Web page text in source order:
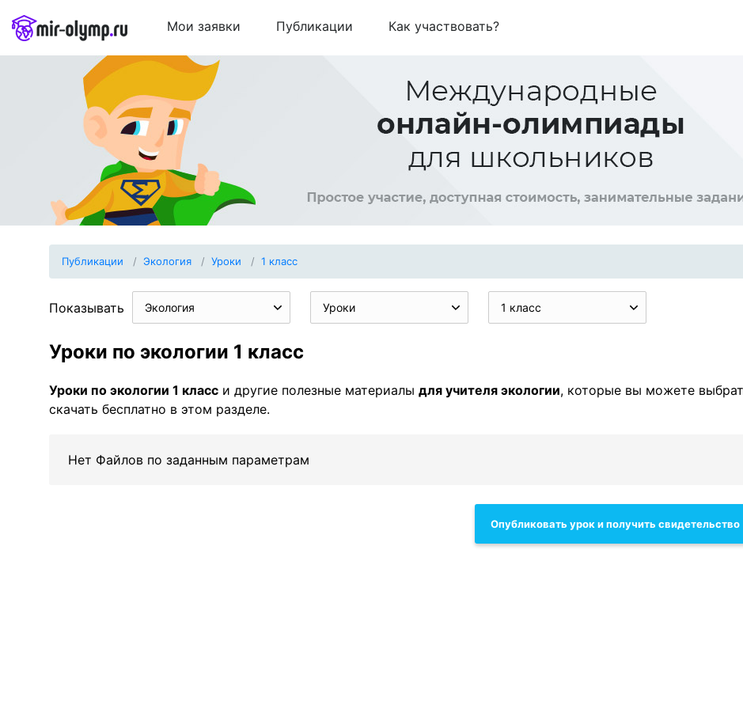
Мои заявки Публикации Как участвовать?
Публикации Экология Уроки 1 класс
Показывать Экология Уроки 1 класс
Уроки по экологии 1 класс
Уроки по экологии 1 класс и другие полезные материалы для учителя экологии, которые вы можете
скачать бесплатно в этом разделе.
Нет Файлов по заданным параметрам
Опубликовать урок и получить свидетельство